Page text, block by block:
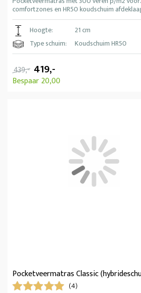
comfortzones en HR50 koudschuim
Hoogte:
21 cm
Type schuim:
Koudschuim HR50
439,- 419,-
Bespaar 20,00
Pocketveermatras Classic
(4)